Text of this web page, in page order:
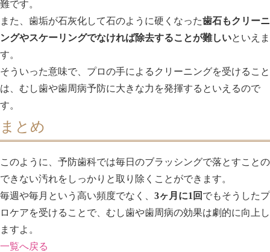
難です。
また、歯垢が石灰化して石のように硬くなった歯石もクリーニ
ングやスケーリングでなければ除去することが難しいといえま
す。
そういった意味で、プロの手によるクリーニングを受けること
は、むし歯や歯周病予防に大きな力を発揮するといえるので
す。
まとめ
このように、予防歯科では毎日のブラッシングで落とすことの
できない汚れをしっかりと取り除くことができます。
毎週や毎月という高い頻度でなく、 3ヶ月に1回 でもそうしたプ
ロケアを受けることで、むし歯や歯周病の効果は劇的に向上し
ますよ。
一覧へ戻る